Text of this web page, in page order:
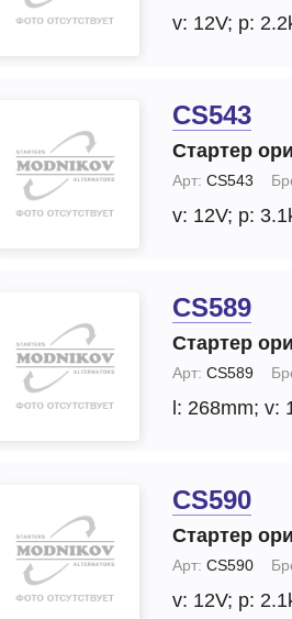
v: 12V; p:
CS543
Стартер
Арт: CS543
v: 12V; p:
CS589
Стартер
Арт: CS589
l: 268mm; v:
CS590
Стартер
Арт: CS590
v: 12V; p: